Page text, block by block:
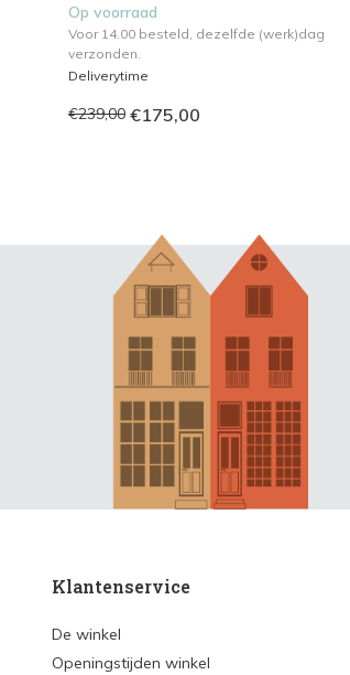
Op voorraad
Voor 14.00 besteld, dezelfde (werk)dag
verzonden.
Deliverytime
€239,00 €175,00
Klantenservice
De winkel
Openingstijden winkel